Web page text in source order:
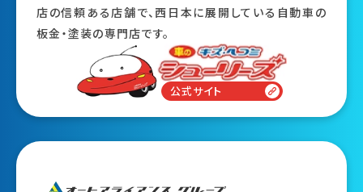
店の信頼ある店舗で、西日本に展開している自動車の
板金・塗装の専門店です。
公式サイト